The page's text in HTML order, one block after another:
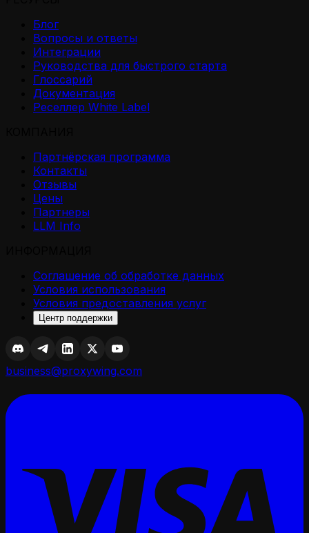
Блог
Вопросы и ответы
Интеграции
Руководства для быстрого старта
Глоссарий
Документация
Реселлер White Label
Партнёрская программа
Контакты
Отзывы
Цены
Партнеры
LLM Info
Соглашение об обработке данных
Условия использования
Условия предоставления услуг
Центр поддержки
business@proxywing.com